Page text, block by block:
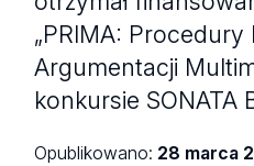
„PRIMA:
Argumentacji
konkursie SONATA
Opublikowano: 28 marca